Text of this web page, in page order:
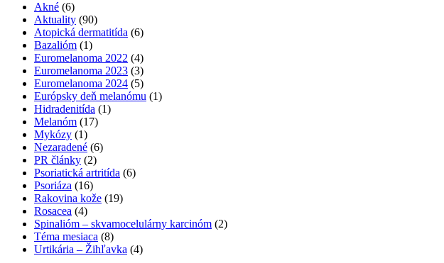
Akné (6)
Aktuality (90)
Atopická dermatitída (6)
Bazalióm (1)
Euromelanoma 2022 (4)
Euromelanoma 2023 (3)
Euromelanoma 2024 (5)
Európsky deň melanómu (1)
Hidradenitída (1)
Melanóm (17)
Mykózy (1)
Nezaradené (6)
PR články (2)
Psoriatická artritída (6)
Psoriáza (16)
Rakovina kože (19)
Rosacea (4)
Spinalióm – skvamocelulárny karcinóm (2)
Téma mesiaca (8)
Urtikária – Žihľavka (4)